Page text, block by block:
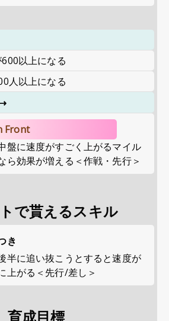
以上になる
人以上になる
Front
盤に速度がすごく上がるマイル
ら効果が増える＜作戦・先行＞
で貰えるスキル
き
半に追い抜こうとすると速度が
上がる＜先行/差し＞
育成目標